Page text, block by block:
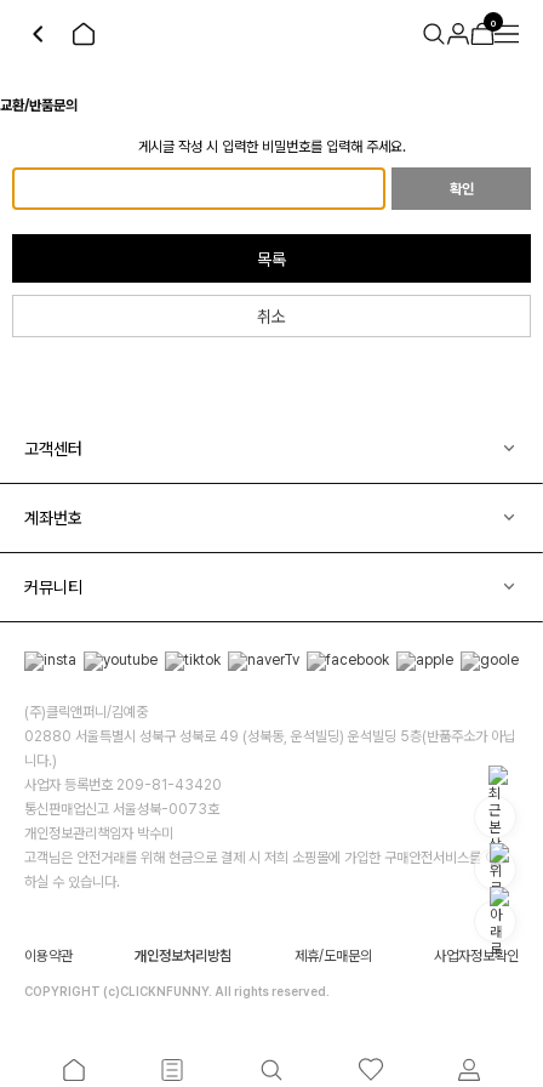
0
교환/반품문의
게시글 작성 시 입력한 비밀번호를 입력해 주세요.
확인
목록
취소
고객센터
계좌번호
커뮤니티
(주)클릭앤퍼니/김예중
02880 서울특별시 성북구 성북로 49 (성북동, 운석빌딩) 운석빌딩 5층(반품주소가 아닙
니다.)
사업자 등록번호 209-81-43420
통신판매업신고 서울성북-0073호
개인정보관리책임자 박수미
고객님은 안전거래를 위해 현금으로 결제 시 저희 소핑몰에 가입한 구매안전서비스를 이용
하실 수 있습니다.
이용약관 개인정보처리방침 제휴/도매문의 사업자정보확인
COPYRIGHT (c)CLICKNFUNNY. All rights reserved.